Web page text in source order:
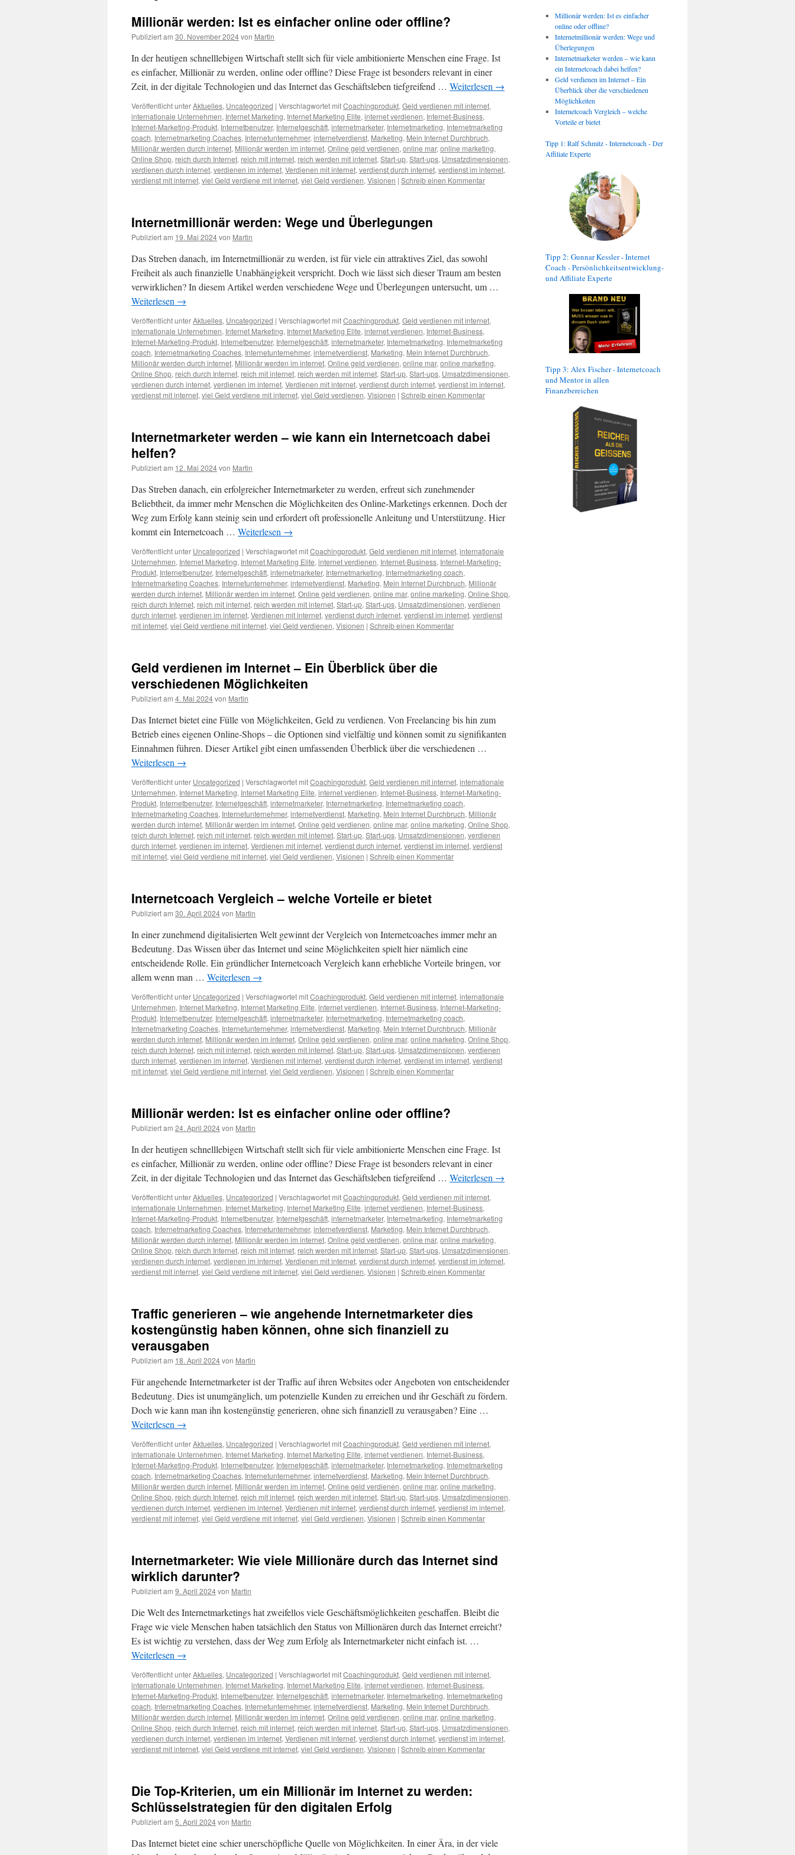
Millionär werden: Ist es einfacher online oder offline?
Publiziert am 30. November 2024von Martin
In der heutigen schnelllebigen Wirtschaft stellt sich für viele ambitionierte Menschen eine Frage. Ist
es einfacher, Millionär zu werden, online oder offline? Diese Frage ist besonders relevant in einer
Zeit, in der digitale Technologien und das Internet das Geschäftsleben tiefgreifend … Weiterlesen →
Veröffentlicht unterAktuelles, Uncategorized | Verschlagwortet mitCoachingprodukt, Geld verdienen mit internet,
internationale Unternehmen, Internet Marketing, Internet Marketing Elite, internet verdienen, Internet-Business,
Internet-Marketing-Produkt, Internetbenutzer, Internetgeschäft, internetmarketer, Internetmarketing, Internetmarketing
coach, Internetmarketing Coaches, Internetunternehmer, internetverdienst, Marketing, Mein Internet Durchbruch,
Millionär werden durch internet, Millionär werden im internet, Online geld verdienen, online mar, online marketing,
Online Shop, reich durch Internet, reich mit internet, reich werden mit internet, Start-up, Start-ups, Umsatzdimensionen,
verdienen durch internet, verdienen im internet, Verdienen mit internet, verdienst durch internet, verdienst im internet,
verdienst mit internet, viel Geld verdiene mit internet, viel Geld verdienen, Visionen | Schreib einen Kommentar
Internetmillionär werden: Wege und Überlegungen
Publiziert am 19. Mai 2024von Martin
Das Streben danach, im Internetmillionär zu werden, ist für viele ein attraktives Ziel, das sowohl
Freiheit als auch finanzielle Unabhängigkeit verspricht. Doch wie lässt sich dieser Traum am besten
verwirklichen? In diesem Artikel werden verschiedene Wege und Überlegungen untersucht, um …
Weiterlesen →
Veröffentlicht unterAktuelles, Uncategorized | Verschlagwortet mitCoachingprodukt, Geld verdienen mit internet,
internationale Unternehmen, Internet Marketing, Internet Marketing Elite, internet verdienen, Internet-Business,
Internet-Marketing-Produkt, Internetbenutzer, Internetgeschäft, internetmarketer, Internetmarketing, Internetmarketing
coach, Internetmarketing Coaches, Internetunternehmer, internetverdienst, Marketing, Mein Internet Durchbruch,
Millionär werden durch internet, Millionär werden im internet, Online geld verdienen, online mar, online marketing,
Online Shop, reich durch Internet, reich mit internet, reich werden mit internet, Start-up, Start-ups, Umsatzdimensionen,
verdienen durch internet, verdienen im internet, Verdienen mit internet, verdienst durch internet, verdienst im internet,
verdienst mit internet, viel Geld verdiene mit internet, viel Geld verdienen, Visionen | Schreib einen Kommentar
Internetmarketer werden – wie kann ein Internetcoach dabei
helfen?
Publiziert am 12. Mai 2024von Martin
Das Streben danach, ein erfolgreicher Internetmarketer zu werden, erfreut sich zunehmender
Beliebtheit, da immer mehr Menschen die Möglichkeiten des Online-Marketings erkennen. Doch der
Weg zum Erfolg kann steinig sein und erfordert oft professionelle Anleitung und Unterstützung. Hier
kommt ein Internetcoach … Weiterlesen →
Veröffentlicht unter Uncategorized | Verschlagwortet mitCoachingprodukt, Geld verdienen mit internet, internationale
Unternehmen, Internet Marketing, Internet Marketing Elite, internet verdienen, Internet-Business, Internet-Marketing-
Produkt, Internetbenutzer, Internetgeschäft, internetmarketer, Internetmarketing, Internetmarketing coach,
Internetmarketing Coaches, Internetunternehmer, internetverdienst, Marketing, Mein Internet Durchbruch, Millionär
werden durch internet, Millionär werden im internet, Online geld verdienen, online mar, online marketing, Online Shop,
reich durch Internet, reich mit internet, reich werden mit internet, Start-up, Start-ups, Umsatzdimensionen, verdienen
durch internet, verdienen im internet, Verdienen mit internet, verdienst durch internet, verdienst im internet, verdienst
mit internet, viel Geld verdiene mit internet, viel Geld verdienen, Visionen | Schreib einen Kommentar
Geld verdienen im Internet – Ein Überblick über die
verschiedenen Möglichkeiten
Publiziert am 4. Mai 2024von Martin
Das Internet bietet eine Fülle von Möglichkeiten, Geld zu verdienen. Von Freelancing bis hin zum
Betrieb eines eigenen Online-Shops – die Optionen sind vielfältig und können somit zu signifikanten
Einnahmen führen. Dieser Artikel gibt einen umfassenden Überblick über die verschiedenen …
Weiterlesen →
Veröffentlicht unter Uncategorized | Verschlagwortet mitCoachingprodukt, Geld verdienen mit internet, internationale
Unternehmen, Internet Marketing, Internet Marketing Elite, internet verdienen, Internet-Business, Internet-Marketing-
Produkt, Internetbenutzer, Internetgeschäft, internetmarketer, Internetmarketing, Internetmarketing coach,
Internetmarketing Coaches, Internetunternehmer, internetverdienst, Marketing, Mein Internet Durchbruch, Millionär
werden durch internet, Millionär werden im internet, Online geld verdienen, online mar, online marketing, Online Shop,
reich durch Internet, reich mit internet, reich werden mit internet, Start-up, Start-ups, Umsatzdimensionen, verdienen
durch internet, verdienen im internet, Verdienen mit internet, verdienst durch internet, verdienst im internet, verdienst
mit internet, viel Geld verdiene mit internet, viel Geld verdienen, Visionen | Schreib einen Kommentar
Internetcoach Vergleich – welche Vorteile er bietet
Publiziert am 30. April 2024von Martin
In einer zunehmend digitalisierten Welt gewinnt der Vergleich von Internetcoaches immer mehr an
Bedeutung. Das Wissen über das Internet und seine Möglichkeiten spielt hier nämlich eine
entscheidende Rolle. Ein gründlicher Internetcoach Vergleich kann erhebliche Vorteile bringen, vor
allem wenn man … Weiterlesen →
Veröffentlicht unter Uncategorized | Verschlagwortet mitCoachingprodukt, Geld verdienen mit internet, internationale
Unternehmen, Internet Marketing, Internet Marketing Elite, internet verdienen, Internet-Business, Internet-Marketing-
Produkt, Internetbenutzer, Internetgeschäft, internetmarketer, Internetmarketing, Internetmarketing coach,
Internetmarketing Coaches, Internetunternehmer, internetverdienst, Marketing, Mein Internet Durchbruch, Millionär
werden durch internet, Millionär werden im internet, Online geld verdienen, online mar, online marketing, Online Shop,
reich durch Internet, reich mit internet, reich werden mit internet, Start-up, Start-ups, Umsatzdimensionen, verdienen
durch internet, verdienen im internet, Verdienen mit internet, verdienst durch internet, verdienst im internet, verdienst
mit internet, viel Geld verdiene mit internet, viel Geld verdienen, Visionen | Schreib einen Kommentar
Millionär werden: Ist es einfacher online oder offline?
Publiziert am 24. April 2024von Martin
In der heutigen schnelllebigen Wirtschaft stellt sich für viele ambitionierte Menschen eine Frage. Ist
es einfacher, Millionär zu werden, online oder offline? Diese Frage ist besonders relevant in einer
Zeit, in der digitale Technologien und das Internet das Geschäftsleben tiefgreifend … Weiterlesen →
Veröffentlicht unterAktuelles, Uncategorized | Verschlagwortet mitCoachingprodukt, Geld verdienen mit internet,
internationale Unternehmen, Internet Marketing, Internet Marketing Elite, internet verdienen, Internet-Business,
Internet-Marketing-Produkt, Internetbenutzer, Internetgeschäft, internetmarketer, Internetmarketing, Internetmarketing
coach, Internetmarketing Coaches, Internetunternehmer, internetverdienst, Marketing, Mein Internet Durchbruch,
Millionär werden durch internet, Millionär werden im internet, Online geld verdienen, online mar, online marketing,
Online Shop, reich durch Internet, reich mit internet, reich werden mit internet, Start-up, Start-ups, Umsatzdimensionen,
verdienen durch internet, verdienen im internet, Verdienen mit internet, verdienst durch internet, verdienst im internet,
verdienst mit internet, viel Geld verdiene mit internet, viel Geld verdienen, Visionen | Schreib einen Kommentar
Traffic generieren – wie angehende Internetmarketer dies
kostengünstig haben können, ohne sich finanziell zu
verausgaben
Publiziert am 18. April 2024von Martin
Für angehende Internetmarketer ist der Traffic auf ihren Websites oder Angeboten von entscheidender
Bedeutung. Dies ist unumgänglich, um potenzielle Kunden zu erreichen und ihr Geschäft zu fördern.
Doch wie kann man ihn kostengünstig generieren, ohne sich finanziell zu verausgaben? Eine …
Weiterlesen →
Veröffentlicht unterAktuelles, Uncategorized | Verschlagwortet mitCoachingprodukt, Geld verdienen mit internet,
internationale Unternehmen, Internet Marketing, Internet Marketing Elite, internet verdienen, Internet-Business,
Internet-Marketing-Produkt, Internetbenutzer, Internetgeschäft, internetmarketer, Internetmarketing, Internetmarketing
coach, Internetmarketing Coaches, Internetunternehmer, internetverdienst, Marketing, Mein Internet Durchbruch,
Millionär werden durch internet, Millionär werden im internet, Online geld verdienen, online mar, online marketing,
Online Shop, reich durch Internet, reich mit internet, reich werden mit internet, Start-up, Start-ups, Umsatzdimensionen,
verdienen durch internet, verdienen im internet, Verdienen mit internet, verdienst durch internet, verdienst im internet,
verdienst mit internet, viel Geld verdiene mit internet, viel Geld verdienen, Visionen | Schreib einen Kommentar
Internetmarketer: Wie viele Millionäre durch das Internet sind
wirklich darunter?
Publiziert am 9. April 2024von Martin
Die Welt des Internetmarketings hat zweifellos viele Geschäftsmöglichkeiten geschaffen. Bleibt die
Frage wie viele Menschen haben tatsächlich den Status von Millionären durch das Internet erreicht?
Es ist wichtig zu verstehen, dass der Weg zum Erfolg als Internetmarketer nicht einfach ist. …
Weiterlesen →
Veröffentlicht unterAktuelles, Uncategorized | Verschlagwortet mitCoachingprodukt, Geld verdienen mit internet,
internationale Unternehmen, Internet Marketing, Internet Marketing Elite, internet verdienen, Internet-Business,
Internet-Marketing-Produkt, Internetbenutzer, Internetgeschäft, internetmarketer, Internetmarketing, Internetmarketing
coach, Internetmarketing Coaches, Internetunternehmer, internetverdienst, Marketing, Mein Internet Durchbruch,
Millionär werden durch internet, Millionär werden im internet, Online geld verdienen, online mar, online marketing,
Online Shop, reich durch Internet, reich mit internet, reich werden mit internet, Start-up, Start-ups, Umsatzdimensionen,
verdienen durch internet, verdienen im internet, Verdienen mit internet, verdienst durch internet, verdienst im internet,
verdienst mit internet, viel Geld verdiene mit internet, viel Geld verdienen, Visionen | Schreib einen Kommentar
Die Top-Kriterien, um ein Millionär im Internet zu werden:
Schlüsselstrategien für den digitalen Erfolg
Publiziert am 5. April 2024von Martin
Das Internet bietet eine schier unerschöpfliche Quelle von Möglichkeiten. In einer Ära, in der viele
Millionär werden: Ist es einfacher
online oder offline?
Internetmillionär werden: Wege und
Überlegungen
Internetmarketer werden – wie kann
ein Internetcoach dabei helfen?
Geld verdienen im Internet – Ein
Überblick über die verschiedenen
Möglichkeiten
Internetcoach Vergleich – welche
Vorteile er bietet
Tipp 1: Ralf Schmitz - Internetcoach - Der
Affiliate Experte
Tipp 2: Gunnar Kessler - Internet
Coach - Persönlichkeitsentwicklung-
und Affiliate Experte
Tipp 3: Alex Fischer - Internetcoach
und Mentor in allen
Finanzbereichen